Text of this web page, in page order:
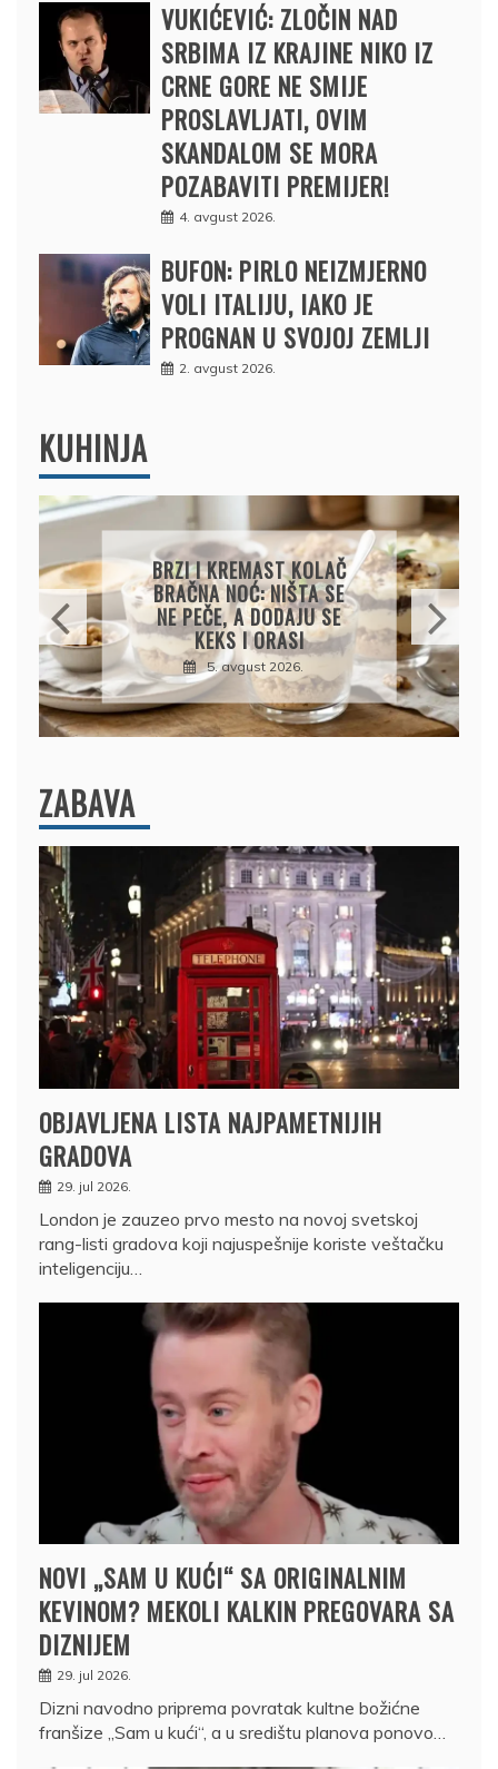
VUKIĆEVIĆ: ZLOČIN NAD
SRBIMA IZ KRAJINE NIKO IZ
CRNE GORE NE SMIJE
PROSLAVLJATI, OVIM
SKANDALOM SE MORA
POZABAVITI PREMIJER!
4. avgust 2026.
BUFON: PIRLO NEIZMJERNO
VOLI ITALIJU, IAKO JE
PROGNAN U SVOJOJ ZEMLJI
2. avgust 2026.
KUHINJA
KREMASTA TJESTENINA
SA FETA SIROM I PEČENIM
PARADAJZOM
5. avgust 2026.
ZABAVA
OBJAVLJENA LISTA NAJPAMETNIJIH
GRADOVA
29. jul 2026.
London je zauzeo prvo mesto na novoj svetskoj
rang-listi gradova koji najuspešnije koriste veštačku
inteligenciju…
NOVI „SAM U KUĆI“ SA ORIGINALNIM
KEVINOM? MEKOLI KALKIN PREGOVARA SA
DIZNIJEM
29. jul 2026.
Dizni navodno priprema povratak kultne božićne
franšize „Sam u kući“, a u središtu planova ponovo…